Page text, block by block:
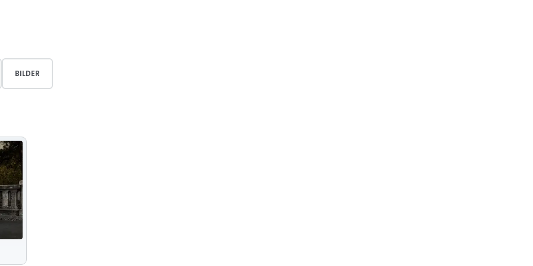
BILDER